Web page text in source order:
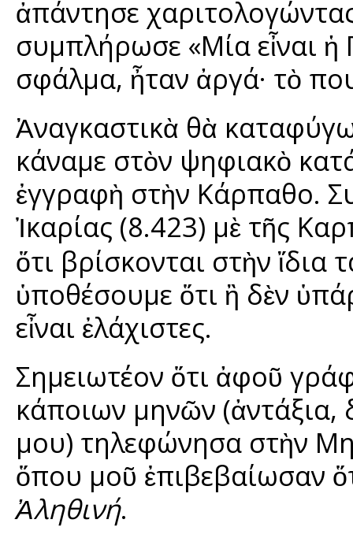
ἀπάντησε
συμπλήρωσε «Μία εἶναι ἡ
σφάλμα, ἦταν ἀργά· τὸ
Ἀναγκαστικὰ θὰ
κάναμε στὸν ψηφιακὸ
ἐγγραφὴ στὴν Κάρπαθο.
Ἰκαρίας (8.423) μὲ τῆς
ὅτι βρίσκονται στὴν
ὑποθέσουμε ὅτι ἢ δὲν
εἶναι ἐλάχιστες.
Σημειωτέον ὅτι ἀφοῦ
κάποιων μηνῶν (ἀντάξια,
μου) τηλεφώνησα στὴν
ὅπου μοῦ ἐπιβεβαίωσαν
Ἀληθινή.